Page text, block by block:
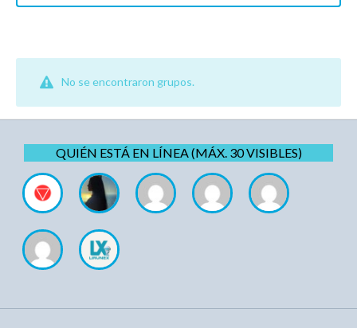
No se encontraron grupos.
QUIÉN ESTÁ EN LÍNEA (MÁX. 30 VISIBLES)